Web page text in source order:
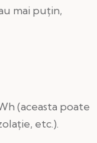
mai puțin,
(aceasta poate
etc.).